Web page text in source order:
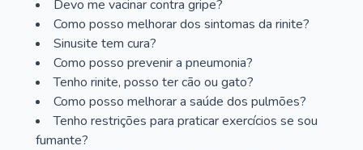
Devo me vacinar contra gripe?
Como posso melhorar dos sintomas da rinite?
Sinusite tem cura?
Como posso prevenir a pneumonia?
Tenho rinite, posso ter cão ou gato?
Como posso melhorar a saúde dos pulmões?
Tenho restrições para praticar exercícios se sou
fumante?